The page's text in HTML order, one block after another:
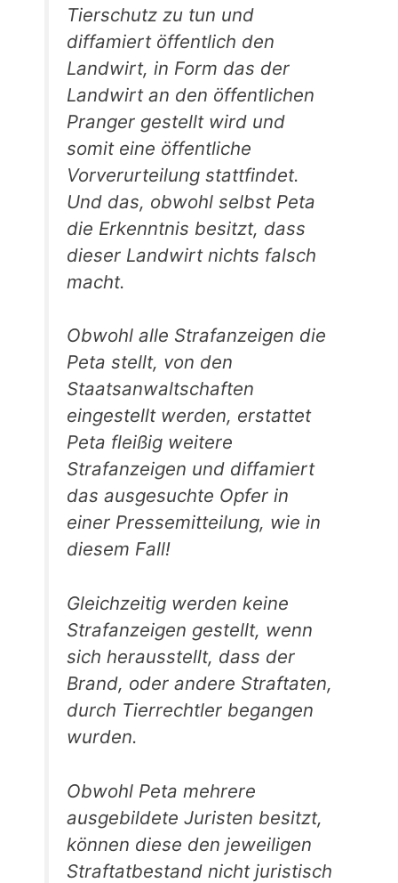
Tierschutz zu tun und
diffamiert öffentlich den
Landwirt, in Form das der
Landwirt an den öffentlichen
Pranger gestellt wird und
somit eine öffentliche
Vorverurteilung stattfindet.
Und das, obwohl selbst Peta
die Erkenntnis besitzt, dass
dieser Landwirt nichts falsch
macht.
Obwohl alle Strafanzeigen die
Peta stellt, von den
Staatsanwaltschaften
eingestellt werden, erstattet
Peta fleißig weitere
Strafanzeigen und diffamiert
das ausgesuchte Opfer in
einer Pressemitteilung, wie in
diesem Fall!
Gleichzeitig werden keine
Strafanzeigen gestellt, wenn
sich herausstellt, dass der
Brand, oder andere Straftaten,
durch Tierrechtler begangen
wurden.
Obwohl Peta mehrere
ausgebildete Juristen besitzt,
können diese den jeweiligen
Straftatbestand nicht juristisch